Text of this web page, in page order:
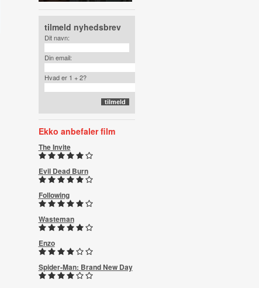
tilmeld nyhedsbrev
Dit navn:
Din email:
Hvad er 1 + 2?
Ekko anbefaler film
The Invite
Evil Dead Burn
Following
Wasteman
Enzo
Spider-Man: Brand New Day